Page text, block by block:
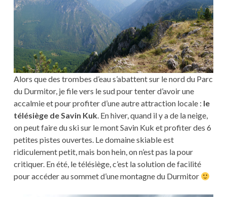
Alors que des trombes d’eau s’abattent sur le nord du Parc
du Durmitor, je file vers le sud pour tenter d’avoir une
accalmie et pour profiter d’une autre attraction locale : le
télésiège de Savin Kuk. En hiver, quand il y a de la neige,
on peut faire du ski sur le mont Savin Kuk et profiter des 6
petites pistes ouvertes. Le domaine skiable est
ridiculement petit, mais bon hein, on n’est pas la pour
critiquer. En été, le télésiège, c’est la solution de facilité
pour accéder au sommet d’une montagne du Durmitor